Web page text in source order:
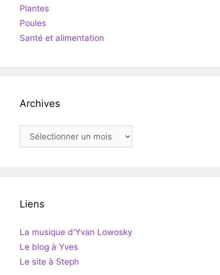
Plantes
Poules
Santé et alimentation
Archives
Archives
Liens
La musique d'Yvan Lowosky
Le blog à Yves
Le site à Steph